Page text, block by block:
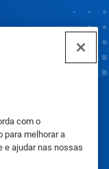
com o
para melhorar a
e ajudar nas nossas
de Produtos